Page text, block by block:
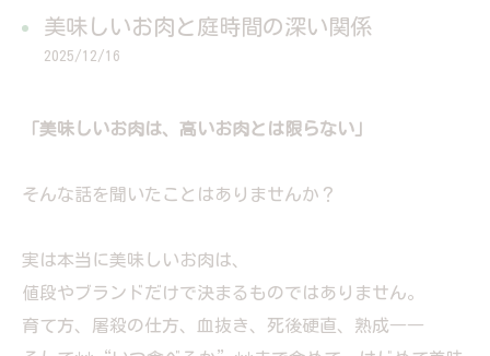
美味しいお肉と庭時間の深い関係
2025/12/16
「美味しいお肉は、高いお肉とは限らない」
そんな話を聞いたことはありませんか？
実は本当に美味しいお肉は、
値段やブランドだけで決まるものではありません。
育て方、屠殺の仕方、血抜き、死後硬直、熟成――